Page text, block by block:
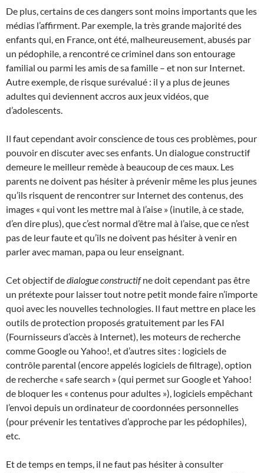
De plus, certains de ces dangers sont moins importants que les
médias l’affirment. Par exemple, la très grande majorité des
enfants qui, en France, ont été, malheureusement, abusés par
un pédophile, a rencontré ce criminel dans son entourage
familial ou parmi les amis de sa famille – et non sur Internet.
Autre exemple, de risque surévalué : il y a plus de jeunes
adultes qui deviennent accros aux jeux vidéos, que
d’adolescents.
Il faut cependant avoir conscience de tous ces problèmes, pour
pouvoir en discuter avec ses enfants. Un dialogue constructif
demeure le meilleur remède à beaucoup de ces maux. Les
parents ne doivent pas hésiter à prévenir même les plus jeunes
qu’ils risquent de rencontrer sur Internet des contenus, des
images « qui vont les mettre mal à l’aise » (inutile, à ce stade,
d’en dire plus), que c’est normal d’être mal à l’aise, que ce n’est
pas de leur faute et qu’ils ne doivent pas hésiter à venir en
parler avec maman, papa ou leur enseignant.
Cet objectif dedialogue constructifne doit cependant pas être
un prétexte pour laisser tout notre petit monde faire n’importe
quoi avec les nouvelles technologies. Il faut mettre en place les
outils de protection proposés gratuitement par les FAI
(Fournisseurs d’accès à Internet), les moteurs de recherche
comme Google ou Yahoo!, et d’autres sites : logiciels de
contrôle parental (encore appelés logiciels de filtrage), option
de recherche « safe search » (qui permet sur Google et Yahoo!
de bloquer les « contenus pour adultes »), logiciels empêchant
l’envoi depuis un ordinateur de coordonnées personnelles
(pour prévenir les tentatives d’approche par les pédophiles),
etc.
Et de temps en temps, il ne faut pas hésiter à consulter